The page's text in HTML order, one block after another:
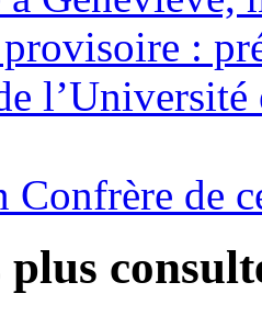
:
Confrère de